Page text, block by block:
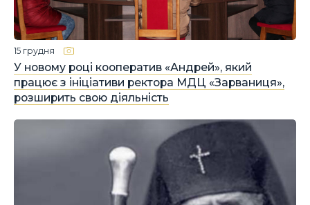
У новому році кооператив «Андрей», який
працює з ініціативи ректора МДЦ «Зарваниця»,
розширить свою діяльність
15 грудня